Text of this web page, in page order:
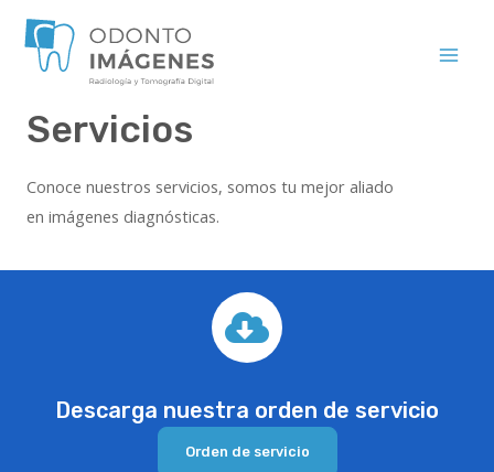
Servicios
Conoce nuestros servicios, somos tu mejor aliado
en imágenes diagnósticas.
Descarga nuestra orden de servicio
Orden de servicio